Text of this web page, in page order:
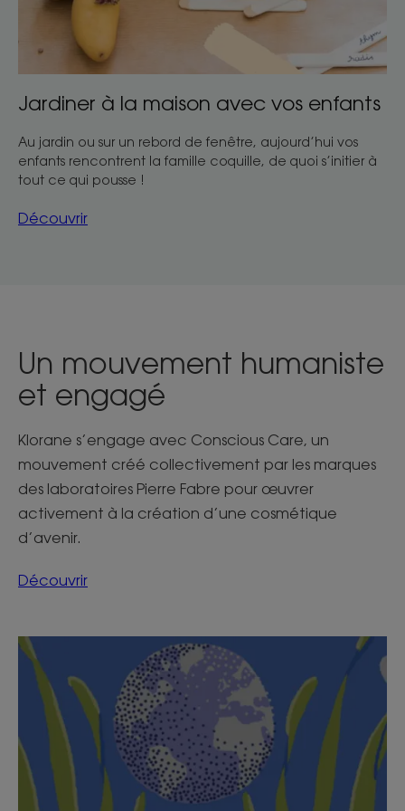
Jardiner à la maison avec vos enfants
Au jardin ou sur un rebord de fenêtre, aujourd’hui vos
enfants rencontrent la famille coquille, de quoi s’initier à
tout ce qui pousse !
Découvrir
Un mouvement humaniste
et engagé
Klorane s’engage avec Conscious Care, un
mouvement créé collectivement par les marques
des laboratoires Pierre Fabre pour œuvrer
activement à la création d’une cosmétique
d’avenir.
Découvrir